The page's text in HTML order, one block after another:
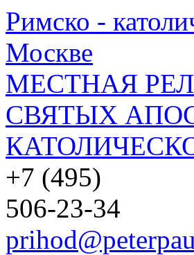
Римско -
Москве
МЕСТНАЯ
СВЯТЫХ
+7 (495)
506-23-34